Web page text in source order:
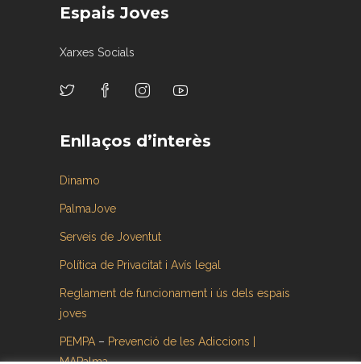
Espais Joves
Xarxes Socials
Enllaços d’interès
Dinamo
PalmaJove
Serveis de Joventut
Política de Privacitat i Avís legal
Reglament de funcionament i ús dels espais
joves
PEMPA – Prevenció de les Adiccions |